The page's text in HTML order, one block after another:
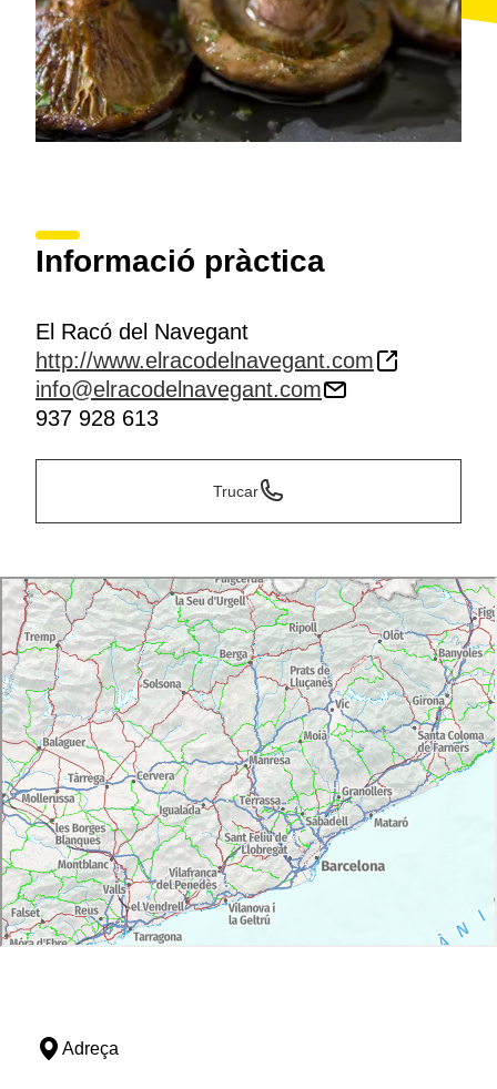
Informació pràctica
El Racó del Navegant
http://www.elracodelnavegant.com
info@elracodelnavegant.com
937 928 613
Trucar
Adreça